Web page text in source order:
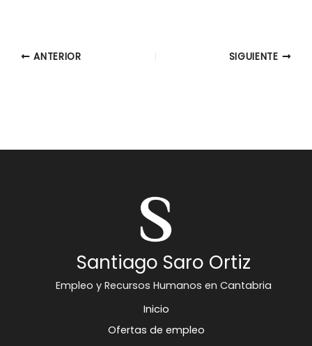
ANTERIOR SIGUIENTE
Santiago Saro Ortiz
Empleo y Recursos Humanos en Cantabria
Inicio
Ofertas de empleo